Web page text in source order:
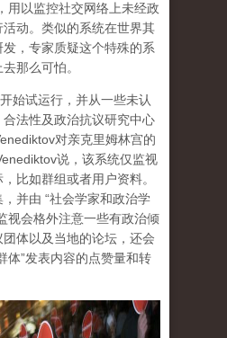
用以监控社交网络上未经政
动。类似的系统在世界其
，专家质疑这个特殊的系
那么可怕。
始试运行，并从一些未认
法性及政治抗议研究中心
对亲克里姆林宫的
说，该系统仅监视
比如群组或者用户资料。
并由 “社会学家和政治学
视会格外注意一些有政治倾
体以及当地的论坛，还会
体”发表内容的点赞量和转